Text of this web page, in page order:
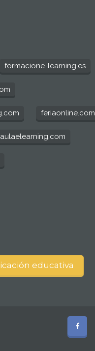
formacione-learning.es
feriaonline.com
aulaelearning.com
educativa